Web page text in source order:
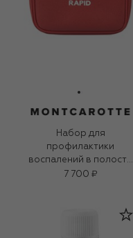
Набор для
профилактики
воспалений в полости
рта до и после
7 700 ₽